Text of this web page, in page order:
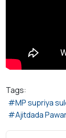
Tags:
MP supriya
Ajitdada